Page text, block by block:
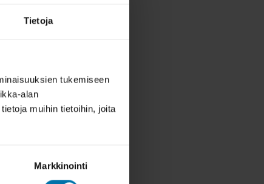
Tietoja
tukemiseen
alan
muihin tietoihin, joita
Markkinointi